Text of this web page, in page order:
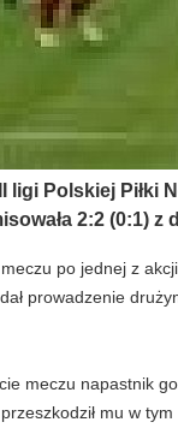
ligi Polskiej Piłki
2:2 (0:1)
po jednej z
prowadzenie
meczu napastnik
mu w